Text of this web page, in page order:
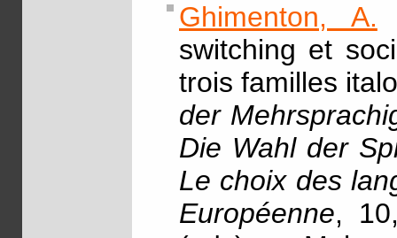
Ghimenton, A.
switching et
trois familles
der
Die Wahl der
Le choix des
Européenne,